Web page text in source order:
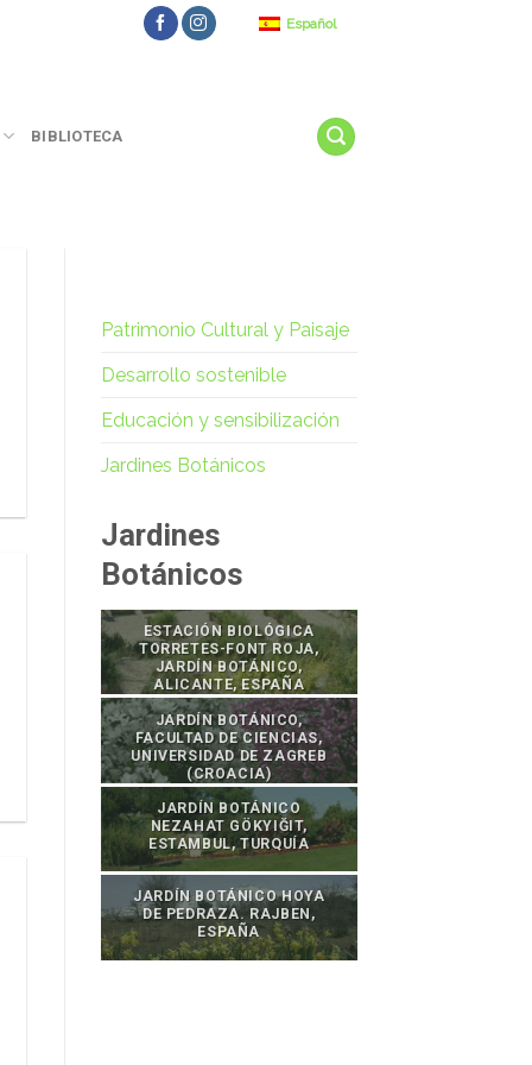
Español
BIBLIOTECA
Patrimonio Cultural y Paisaje
Desarrollo sostenible
Educación y sensibilización
Jardines Botánicos
Jardines
Botánicos
ESTACIÓN BIOLÓGICA
TORRETES-FONT ROJA,
JARDÍN BOTÁNICO,
ALICANTE, ESPAÑA
JARDÍN BOTÁNICO,
FACULTAD DE CIENCIAS,
UNIVERSIDAD DE ZAGREB
(CROACIA)
JARDÍN BOTÁNICO
NEZAHAT GÖKYIĞIT,
ESTAMBUL, TURQUÍA
JARDÍN BOTÁNICO HOYA
DE PEDRAZA. RAJBEN,
ESPAÑA